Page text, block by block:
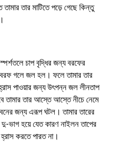
তামার তার মাটিতে পড়ে গেছে কিন্তু
চাপ বৃদ্ধির জন্য বরফের
গলে জল হল। ফলে তামার তার
পাওয়ার জন্য উৎপন্ন জল লীনতাপ
তামার তার আস্তে আস্তে নীচে নেমে
জন্য এরূপ ঘটল। তামার তারের
ভাগ হয়ে যেত কারণ নাইলন তাপের
করতে পারত না।